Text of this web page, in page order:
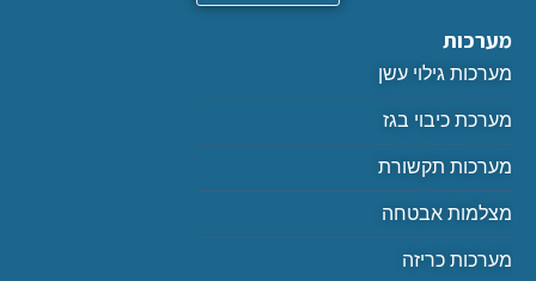
מערכות
מערכות גילוי עשן
מערכת כיבוי בגז
מערכות תקשורת
מצלמות אבטחה
מערכות כריזה